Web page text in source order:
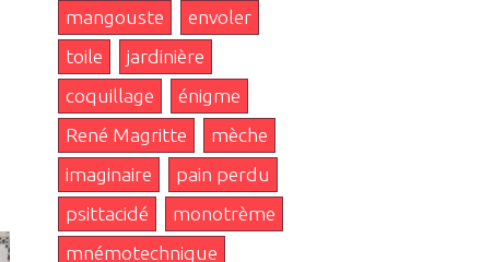
mangouste
envoler
toile
jardinière
coquillage
énigme
René Magritte
mèche
imaginaire
pain perdu
psittacidé
monotrème
mnémotechnique